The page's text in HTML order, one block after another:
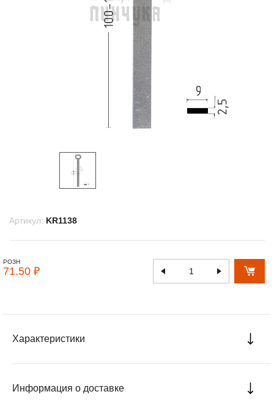
Артикул: KR1138
РОЗН
71.50 ₽
Характеристики
Информация о доставке